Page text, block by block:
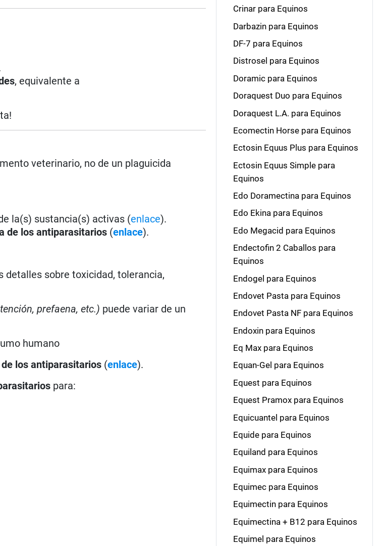
, equivalente a
veterinario, no de un plaguicida
la(s) sustancia(s) activas (enlace).
de los antiparasitarios (enlace).
detalles sobre toxicidad, tolerancia,
prefaena, etc.) puede variar de un
humano
los antiparasitarios (enlace).
para:
Crinar para Equinos
Darbazin para Equinos
DF-7 para Equinos
Distrosel para Equinos
Doramic para Equinos
Doraquest Duo para Equinos
Doraquest L.A. para Equinos
Ecomectin Horse para Equinos
Ectosin Equus Plus para Equinos
Ectosin Equus Simple para
Equinos
Edo Doramectina para Equinos
Edo Ekina para Equinos
Edo Megacid para Equinos
Endectofin 2 Caballos para
Equinos
Endogel para Equinos
Endovet Pasta para Equinos
Endovet Pasta NF para Equinos
Endoxin para Equinos
Eq Max para Equinos
Equan-Gel para Equinos
Equest para Equinos
Equest Pramox para Equinos
Equicuantel para Equinos
Equide para Equinos
Equiland para Equinos
Equimax para Equinos
Equimec para Equinos
Equimectin para Equinos
Equimectina + B12 para Equinos
Equimel para Equinos